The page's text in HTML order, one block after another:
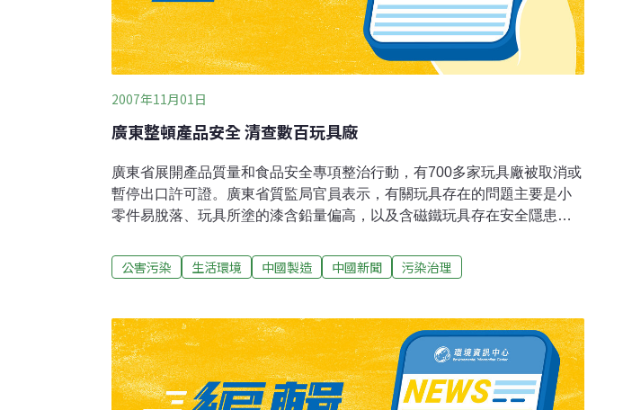
2007年11月01日
廣東整頓產品安全 清查數百玩具廠
廣東省展開產品質量和食品安全專項整治行動，有700多家玩具廠被取消或
暫停出口許可證。廣東省質監局官員表示，有關玩具存在的問題主要是小
零件易脫落、玩具所塗的漆含鉛量偏高，以及含磁鐵玩具存在安全隱患
消許可證423家，暫停許可證341家，限期改善690家。廣州《信息時報》
報導，在1726家企業中，有1454家企業有類似問題。
公害污染 生活環境 中國製造 中國新聞 污染治理